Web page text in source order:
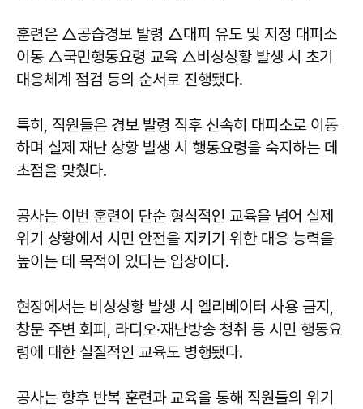
훈련은 △공습경보 발령 △대피 유도 및 지정 대피소
이동 △국민행동요령 교육 △비상상황 발생 시 초기
대응체계 점검 등의 순서로 진행됐다.
특히, 직원들은 경보 발령 직후 신속히 대피소로 이동
하며 실제 재난 상황 발생 시 행동요령을 숙지하는 데
초점을 맞췄다.
공사는 이번 훈련이 단순 형식적인 교육을 넘어 실제
위기 상황에서 시민 안전을 지키기 위한 대응 능력을
높이는 데 목적이 있다는 입장이다.
현장에서는 비상상황 발생 시 엘리베이터 사용 금지,
창문 주변 회피, 라디오·재난방송 청취 등 시민 행동요
령에 대한 실질적인 교육도 병행됐다.
공사는 향후 반복 훈련과 교육을 통해 직원들의 위기